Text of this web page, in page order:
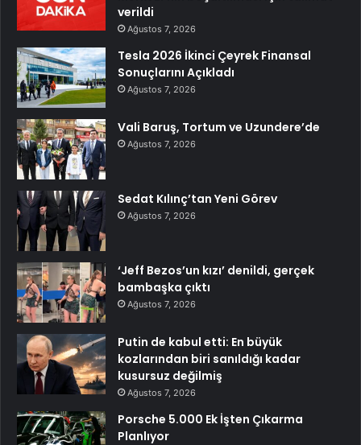
verildi
Ağustos 7, 2026
Tesla 2026 İkinci Çeyrek Finansal
Sonuçlarını Açıkladı
Ağustos 7, 2026
Vali Baruş, Tortum ve Uzundere’de
Ağustos 7, 2026
Sedat Kılınç’tan Yeni Görev
Ağustos 7, 2026
‘Jeff Bezos’un kızı’ denildi, gerçek
bambaşka çıktı
Ağustos 7, 2026
Putin de kabul etti: En büyük
kozlarından biri sanıldığı kadar
kusursuz değilmiş
Ağustos 7, 2026
Porsche 5.000 Ek İşten Çıkarma
Planlıyor